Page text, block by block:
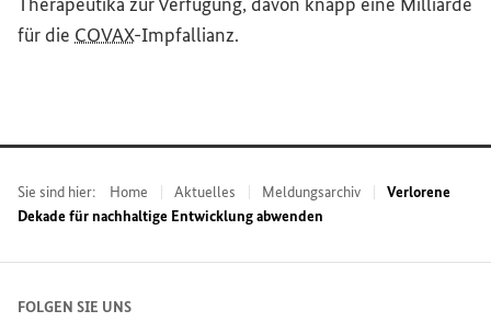
für die COVAX-Impfallianz.
Sie sind hier: Home Aktuelles Meldungsarchiv
Verlorene
Dekade für nachhaltige Entwicklung abwenden
FOLGEN SIE UNS